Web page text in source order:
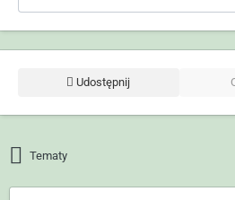
Udostępnij
Tematy